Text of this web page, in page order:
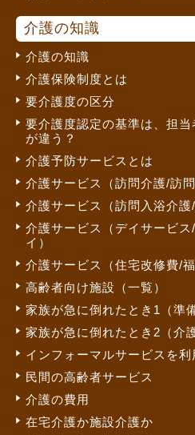
介護の知識
介護の知識
介護保険制度とは
要介護度の区分
要介護度認定の基準は、担
が違う？
介護予防サービスとは
介護サービス（訪問介護/訪問
介護サービス（訪問入浴介護
介護サービス（デイサービ
イ）
介護サービス（住宅改修費/
高齢者向け施設（一覧）
家族が急に倒れたとき1（準
家族が急に倒れたとき2（介
インフォーマルサービスを利
民間の高齢者サービス
介護の費用
在宅介護か施設介護か